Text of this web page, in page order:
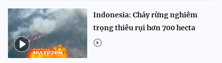
Indonesia: Cháy rừng nghiêm
trọng thiêu rụi hơn 700 hecta